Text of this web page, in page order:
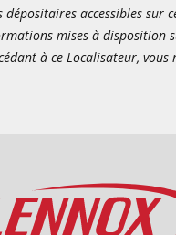
dépositaires accessibles sur
mises à disposition
à ce Localisateur,